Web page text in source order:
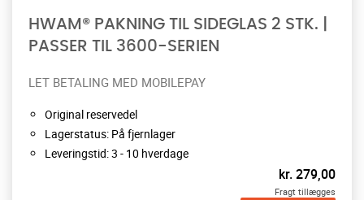
HWAM® PAKNING TIL SIDEGLAS 2 STK. |
PASSER TIL 3600-SERIEN
LET BETALING MED MOBILEPAY
Original reservedel
Lagerstatus: På fjernlager
Leveringstid: 3 - 10 hverdage
kr.279,00
Fragt tillægges